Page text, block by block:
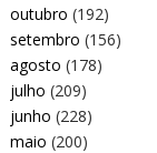
outubro (192)
setembro (156)
agosto (178)
julho (209)
junho (228)
maio (200)